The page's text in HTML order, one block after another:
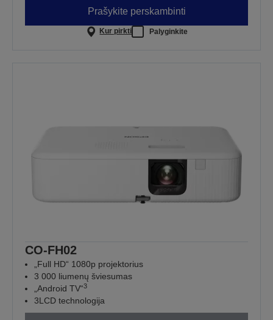
Prašykite perskambinti
Kur pirkti Palyginkite
CO-FH02
„Full HD“ 1080p projektorius
3 000 liumenų šviesumas
„Android TV“3
3LCD technologija